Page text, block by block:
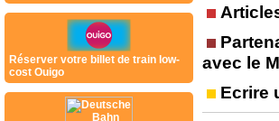
Réserver votre billet de train low-
cost Ouigo
avec le
Ecrire